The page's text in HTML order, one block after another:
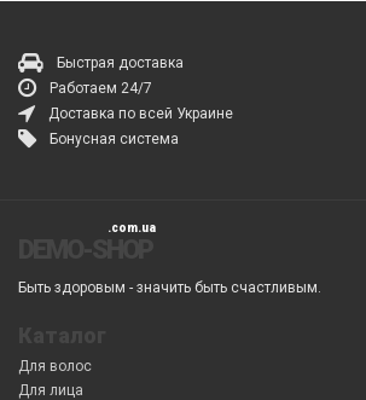
Быстрая доставка
Работаем 24/7
Доставка по всей Украине
Бонусная система
Быть здоровым - значить быть счастливым.
Для волос
Для лица